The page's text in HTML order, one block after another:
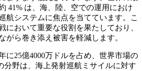
41% は、海、陸、空での運用におけ
航システムに焦点を当てています。こ
において重要な役割を果たしており、
がら巻き添え被害を軽減します。
に25億4000万ドルを占め、世界市場の
分野は、海上発射巡航ミサイルに対す